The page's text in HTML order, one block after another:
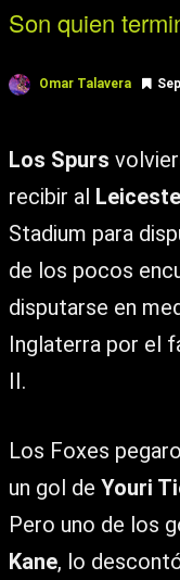
Son quien
Omar Talavera
Los Spurs
recibir al
Stadium para
de los pocos
disputarse en
Inglaterra por el
II.
Los Foxes
un gol de Youri
Pero uno de los
Kane, lo